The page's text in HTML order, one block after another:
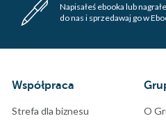
Napisałeś ebooka lub
do nas i sprzedawaj go w
Współpraca
Strefa dla biznesu
O